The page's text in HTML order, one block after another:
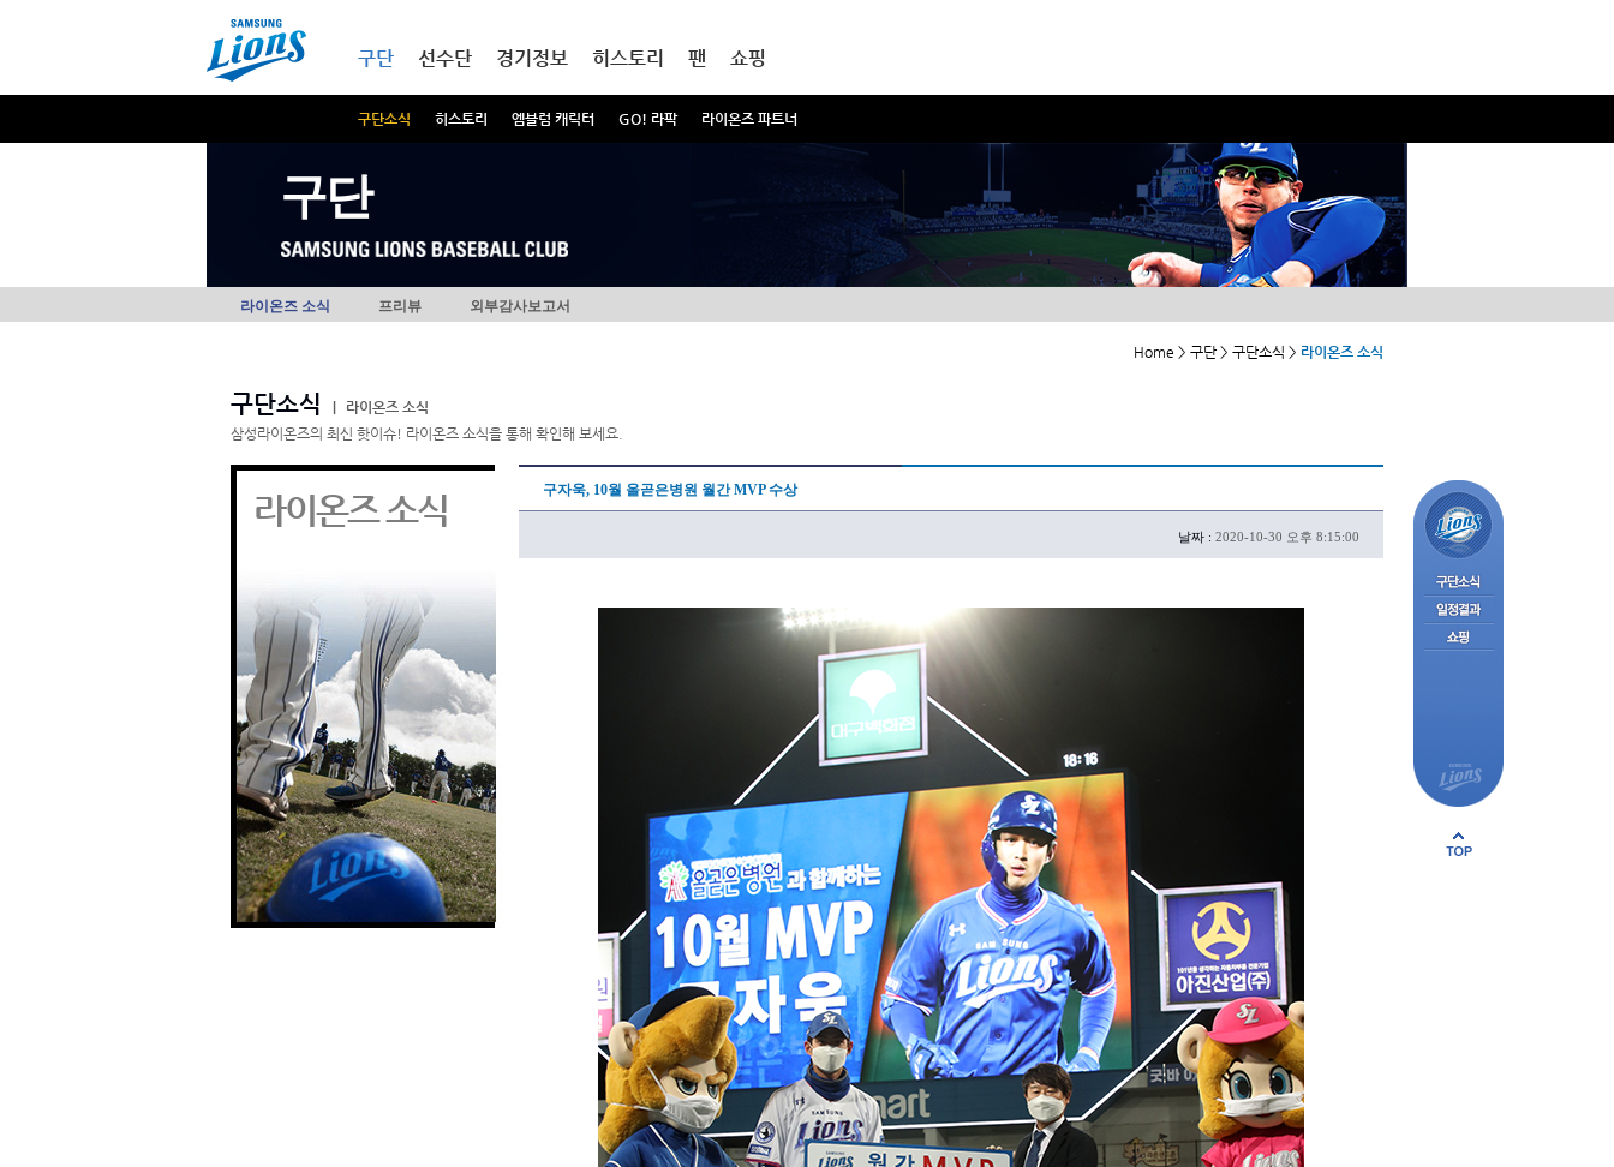
구단
구단소식 히스토리 엠블럼 캐릭터 GO! 라팍 라이온즈 파트너
선수단 경기정보 히스토리 팬 쇼핑
구단
라이온즈 소식 프리뷰 외부감사보고서
Home > 구단 > 구단소식 > 라이온즈 소식
구단소식
라이온즈 소식
삼성라이온즈의 최신 핫이슈! 라이온즈 소식을 통해 확인해 보세요.
라이온즈 소식 구자욱, 10월 올곧은병원 월간 MVP 수상
날짜 : 2020-10-30 오후 8:15:00